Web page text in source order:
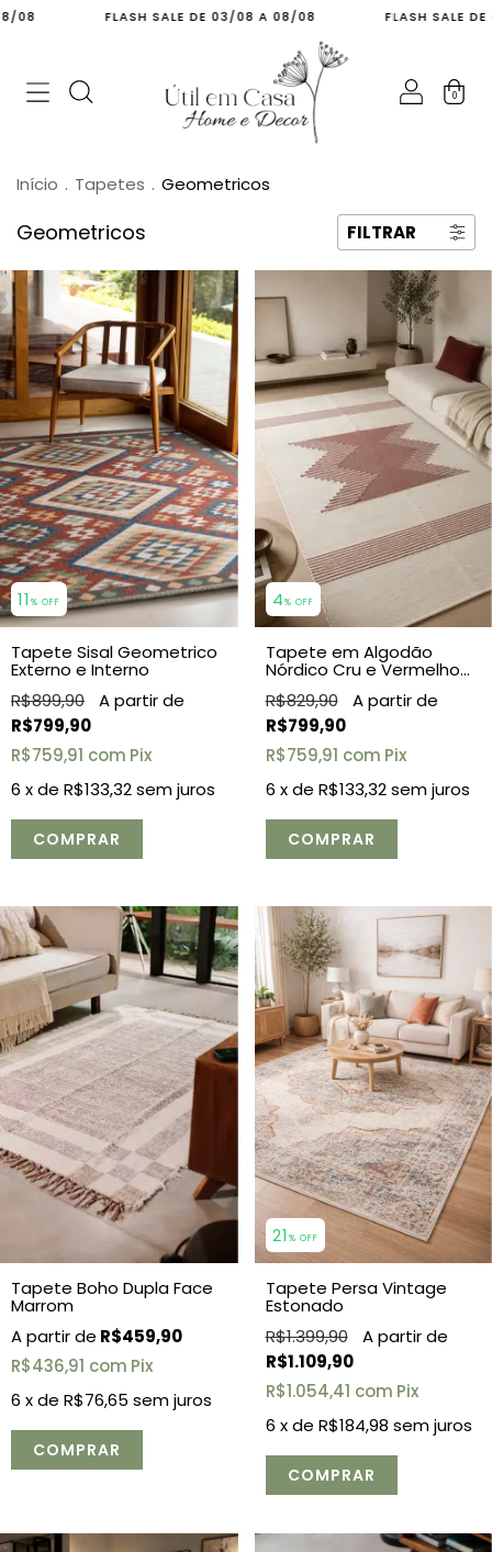
FLASH SALE DE 03/08 A 08/08 FLASH SALE DE 03/
0
Início . Tapetes . Geometricos
Geometricos FILTRAR
11 % OFF
Tapete Sisal Geometrico
Externo e Interno
R$899,90
R$799,90
R$759,91 com Pix
6 x de R$133,32sem juros
COMPRAR
4% OFF
Tapete em Algodão
Nórdico Cru e Vermelho
R$829,90
R$799,90
R$759,91 com Pix
6 x de R$133,32 sem juros
Tapete Boho Dupla Face
Marrom
R$459,90
R$436,91 com Pix
6 x de R$76,65 sem juros
COMPRAR
21 % OFF
Tapete Persa Vintage
Estonado
R$1.399,90
R$1.109,90
R$1.054,41 com Pix
6 x de R$184,98 sem juros
COMPRAR